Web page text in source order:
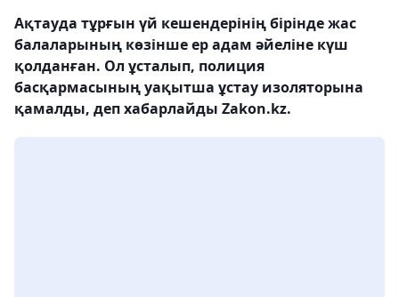
Ақтауда тұрғын үй кешендерінің бірінде жас
балаларының көзінше ер адам әйеліне күш
қолданған. Ол ұсталып, полиция
басқармасының уақытша ұстау изоляторына
қамалды, деп хабарлайды Zakon.kz.